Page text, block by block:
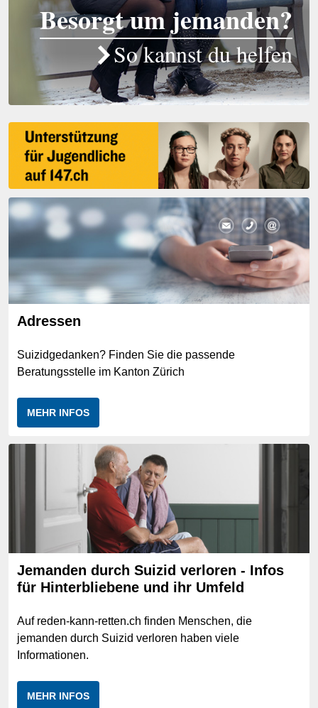
Besorgt um jemanden?
So kannst du helfen
Adressen
Suizidgedanken? Finden Sie die passende
Beratungsstelle im Kanton Zürich
MEHR INFOS
Jemanden durch Suizid verloren - Infos
für Hinterbliebene und ihr Umfeld
Auf reden-kann-retten.ch finden Menschen, die
jemanden durch Suizid verloren haben viele
Informationen.
MEHR INFOS